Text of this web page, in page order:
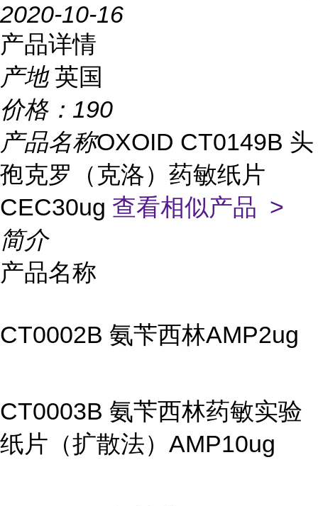
2020-10-16
产品详情
产地 英国
价格： 190
产品名称OXOID CT0149B 头
孢克罗（克洛）药敏纸片
CEC30ug 查看相似产品 >
简介
产品名称
CT0002B 氨苄西林AMP2ug
CT0003B 氨苄西林药敏实验
纸片（扩散法）AMP10ug